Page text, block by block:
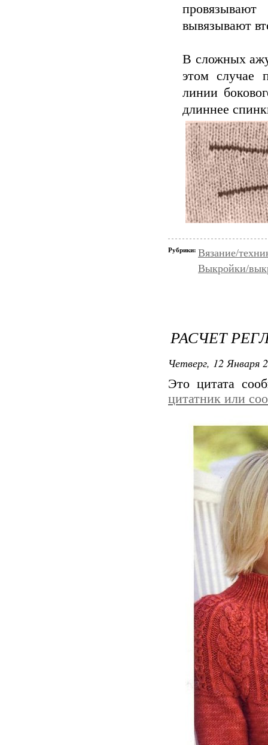
вывязывают
В сложных
этом случае
линии
длиннее
Рубрики: Вязание/
Выкройки/
РАСЧЕТ
Четверг, 12 Января
Это цитата
цитатник или